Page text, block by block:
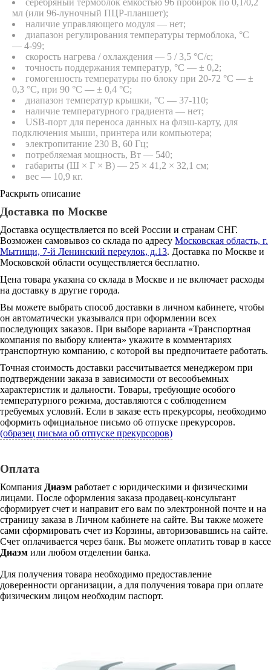
серебряный термоблок емкостью 96 пробирок по 0,1/0,2
мл (или 96-луночный ПЦР-планшет);
наличие управляющего модуля — нет;
диапазон регулирования температуры термоблока, °C
— 4-99;
скорость нагрева / охлаждения — 5 / 3,5 °C/с;
точность поддержания температур, °C — ± 0,2;
гомогенность температуры по блоку при 20-72 °C — ±
0,3 °C, при 90 °C — ± 0,4 °C;
диапазон температур крышки, °C — 37-110;
наличие температурного градиента — нет;
USB-порт для переноса данных на флэш-карту, для
подключения мыши, принтера или компьютера;
электропитание 230 В, 60 Гц;
потребляемая мощность, Вт — 540;
габариты (Ш × Г × В) — 25 × 41,2 × 32,1 см;
вес — 10,9 кг.
Раскрыть описание
Доставка по Москве
Доставка осуществляется по всей России и странам СНГ.
Возможен самовывоз со склада по адресу Московская область, г.
Мытищи, 7-й Ленинский переулок, д.13. Доставка по Москве и
Московской области осуществляется бесплатно.
Цена товара указана со склада в Москве и не включает расходы
на доставку в другие города.
Вы можете выбрать способ доставки в личном кабинете, чтобы
он автоматически указывался при оформлении всех
последующих заказов. При выборе варианта «Транспортная
компания по выбору клиента» укажите в комментариях
транспортную компанию, с которой вы предпочитаете работать.
Точная стоимость доставки рассчитывается менеджером при
подтверждении заказа в зависимости от весообъемных
характеристик и дальности. Товары, требующие особого
температурного режима, доставляются с соблюдением
требуемых условий. Если в заказе есть прекурсоры, необходимо
оформить официальное письмо об отпуске прекурсоров.
(образец письма об отпуске прекурсоров)
Оплата
Компания Диаэм работает с юридическими и физическими
лицами. После оформления заказа продавец-консультант
сформирует счет и направит его вам по электронной почте и на
страницу заказа в Личном кабинете на сайте. Вы также можете
сами сформировать счет из Корзины, авторизовавшись на сайте.
Счет оплачивается через банк. Вы можете оплатить товар в кассе
Диаэм или любом отделении банка.
Для получения товара необходимо предоставление
доверенности организации, а для получения товара при оплате
физическим лицом необходим паспорт.